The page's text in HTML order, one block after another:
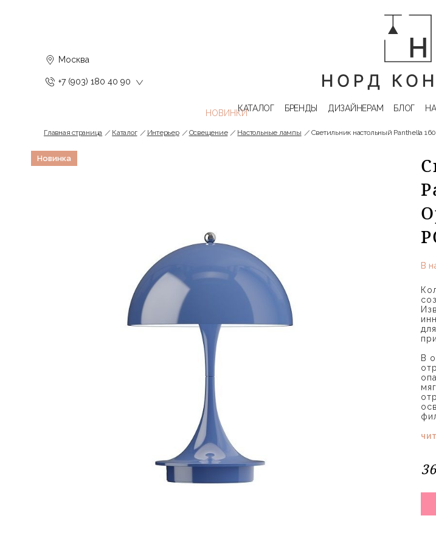
Москва
+7 (903) 180 40 90
КАТАЛОГ БРЕНДЫ ДИЗАЙНЕРАМ БЛОГ
Главная страница Каталог Интерьер Освещение Настольные лампы Светильник настольный Panthella
Новинка
В
В